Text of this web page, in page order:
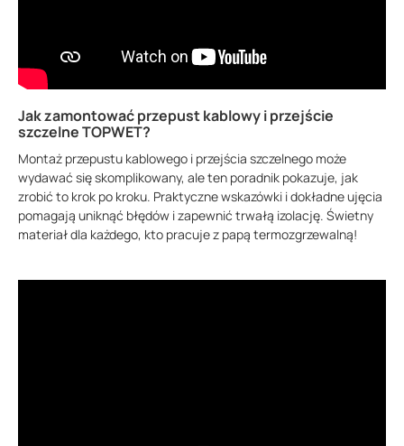
Jak zamontować przepust kablowy i przejście
szczelne TOPWET?
Montaż przepustu kablowego i przejścia szczelnego może
wydawać się skomplikowany, ale ten poradnik pokazuje, jak
zrobić to krok po kroku. Praktyczne wskazówki i dokładne ujęcia
pomagają uniknąć błędów i zapewnić trwałą izolację. Świetny
materiał dla każdego, kto pracuje z papą termozgrzewalną!